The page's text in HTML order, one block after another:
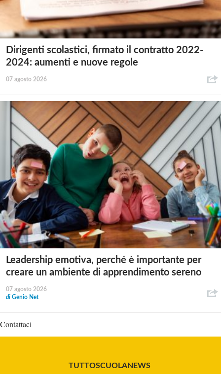
Dirigenti scolastici, firmato il contratto 2022-
2024: aumenti e nuove regole
07 agosto 2026
Leadership emotiva, perché è importante per
creare un ambiente di apprendimento sereno
07 agosto 2026
di Genio Net
Contattaci
TUTTOSCUOLANEWS